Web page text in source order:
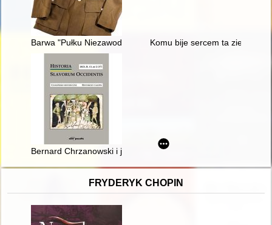
Barwa "Pułku Niezawodnego" - 2. Pułku Artylerii Motorowej
Komu bije sercem ta ziemia :
Bernard Chrzanowski i jego relacja o pracy w Lidze Narodowej
FRYDERYK CHOPIN